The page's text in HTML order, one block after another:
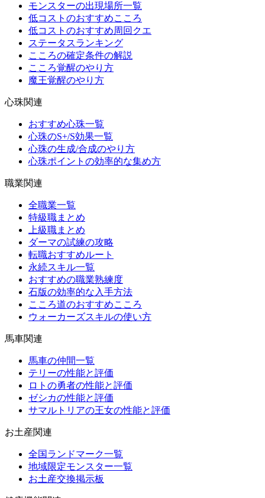
モンスターの出現場所一覧
低コストのおすすめこころ
低コストのおすすめ周回クエ
ステータスランキング
こころの確定条件の解説
こころ覚醒のやり方
魔王覚醒のやり方
心珠関連
おすすめ心珠一覧
心珠のS+/S効果一覧
心珠の生成/合成のやり方
心珠ポイントの効率的な集め方
職業関連
全職業一覧
特級職まとめ
上級職まとめ
ダーマの試練の攻略
転職おすすめルート
永続スキル一覧
おすすめの職業熟練度
石版の効率的な入手方法
こころ道のおすすめこころ
ウォーカーズスキルの使い方
馬車関連
馬車の仲間一覧
テリーの性能と評価
ロトの勇者の性能と評価
ゼシカの性能と評価
サマルトリアの王女の性能と評価
お土産関連
全国ランドマーク一覧
地域限定モンスター一覧
お土産交換掲示板